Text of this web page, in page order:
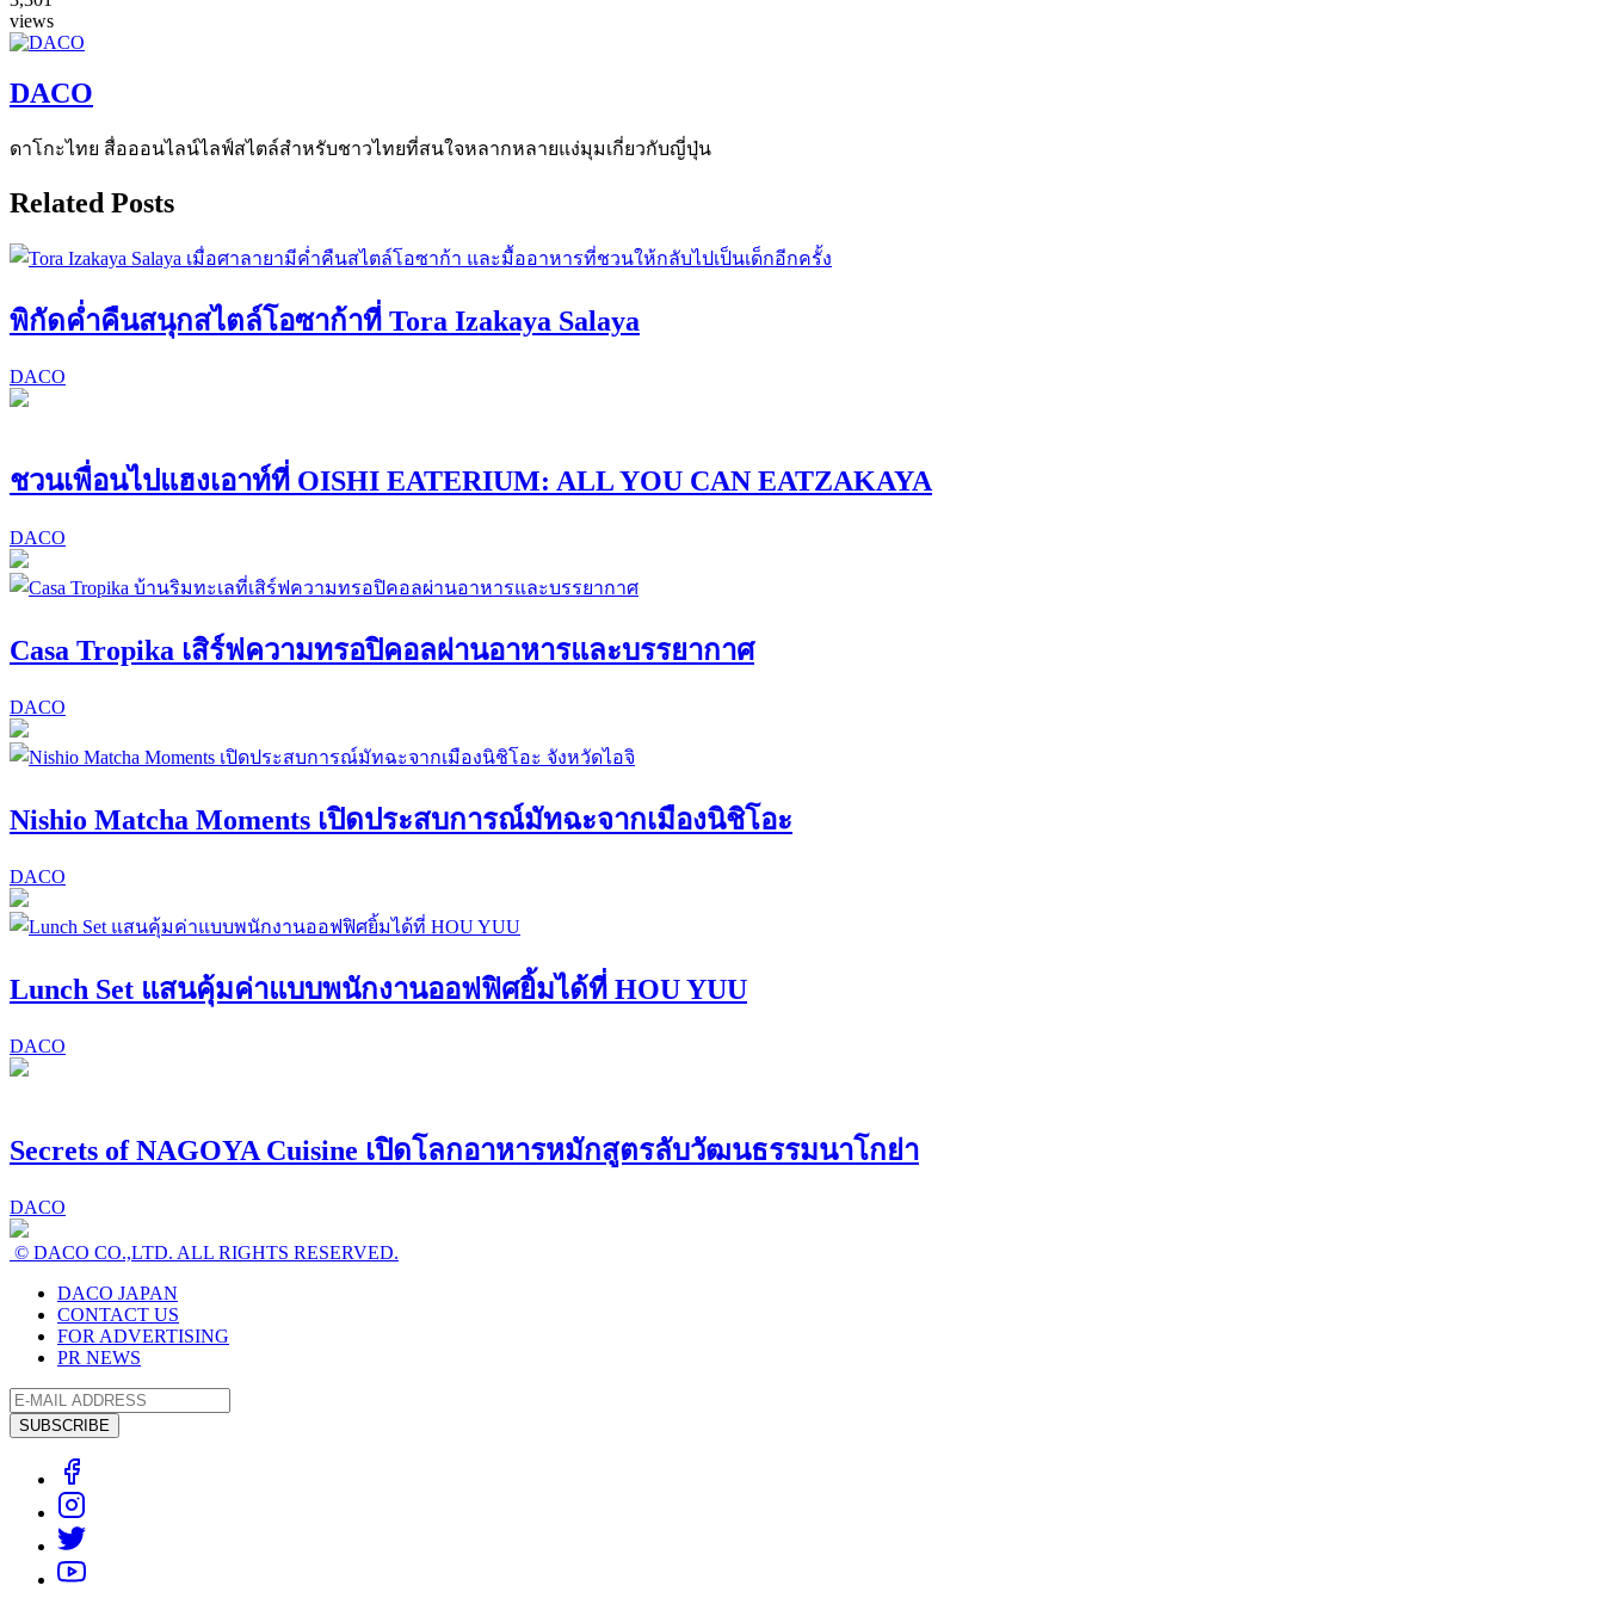
views
DACO
ดาโกะไทย สื่อออนไลน์ไลฟ์สไตล์สำหรับชาวไทยที่สนใจหลากหลายแง่มุมเกี่ยวกับญี่ปุ่น
Related Posts
พิกัดค่ำคืนสนุกสไตล์โอซาก้าที่ Tora Izakaya Salaya
DACO
ชวนเพื่อนไปแฮงเอาท์ที่ OISHI EATERIUM: ALL YOU CAN EATZAKAYA
DACO
Casa Tropika เสิร์ฟความทรอปิคอลผ่านอาหารและบรรยากาศ
DACO
Nishio Matcha Moments เปิดประสบการณ์มัทฉะจากเมืองนิชิโอะ
DACO
Lunch Set แสนคุ้มค่าแบบพนักงานออฟฟิศยิ้มได้ที่ HOU YUU
DACO
Secrets of NAGOYA Cuisine เปิดโลกอาหารหมักสูตรลับวัฒนธรรมนาโกย่า
DACO
© DACO CO.,LTD. ALL RIGHTS RESERVED.
DACO JAPAN
CONTACT US
FOR ADVERTISING
PR NEWS